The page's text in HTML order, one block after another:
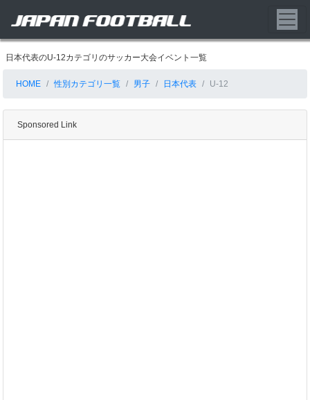
日本代表のU-12カテゴリのサッカー大会イベント一覧
HOME 性別カテゴリ一覧 男子 日本代表 U-12
Sponsored Link